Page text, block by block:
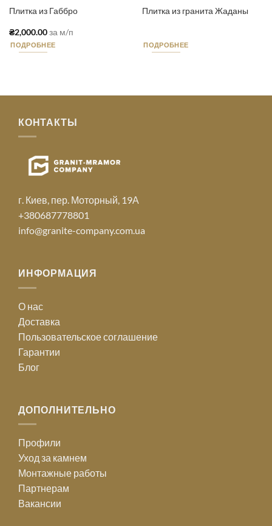
Плитка из Габбро
₴2,000.00за м/п
ПОДРОБНЕЕ
Плитка из гранита Жаданы
ПОДРОБНЕЕ
КОНТАКТЫ
г. Киев, пер. Моторный, 19А
+380687778801
info@granite-company.com.ua
ИНФОРМАЦИЯ
О нас
Доставка
Пользовательское соглашение
Гарантии
Блог
ДОПОЛНИТЕЛЬНО
Профили
Уход за камнем
Монтажные работы
Партнерам
Вакансии